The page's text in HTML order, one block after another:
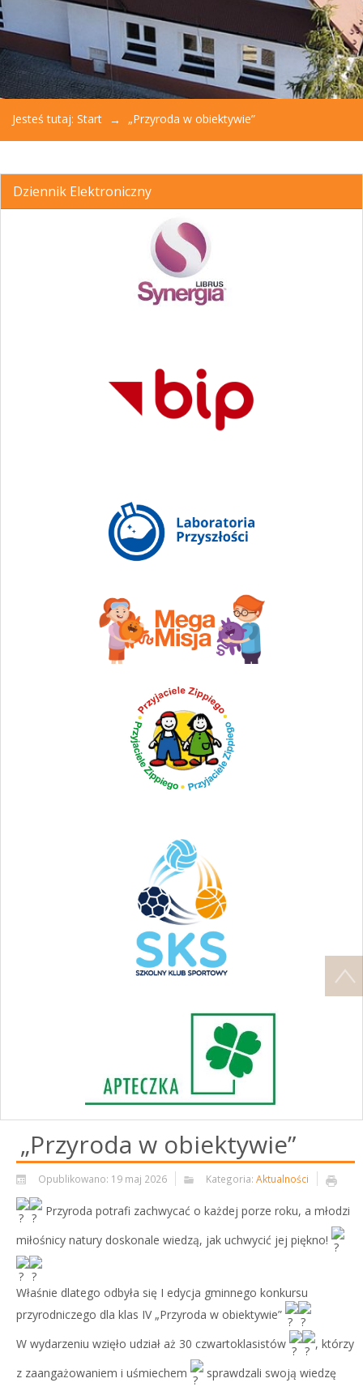
Jesteś tutaj: Start „Przyroda w obiektywie”
Dziennik Elektroniczny
„Przyroda w obiektywie”
Opublikowano: 19 maj 2026 Kategoria: Aktualności
Przyroda potrafi zachwycać o każdej porze roku, a młodzi
miłośnicy natury doskonale wiedzą, jak uchwycić jej piękno!
Właśnie dlatego odbyła się I edycja gminnego konkursu
przyrodniczego dla klas IV „Przyroda w obiektywie”
W wydarzeniu wzięło udział aż 30 czwartoklasistów
, którzy
z zaangażowaniem i uśmiechem
sprawdzali swoją wiedzę